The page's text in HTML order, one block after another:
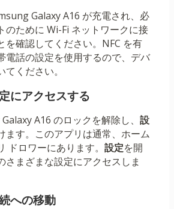
Galaxy A16 が充電され、必
のために Wi-Fi ネットワークに接
を確認してください。NFC を有
電話の設定を使用するので、デバ
ください。
にアクセスする
A16 のロックを解除し、 設
ます。このアプリは通常、ホーム
ドロワーにあります。 設定を開
さまざまな設定にアクセスしま
への移動